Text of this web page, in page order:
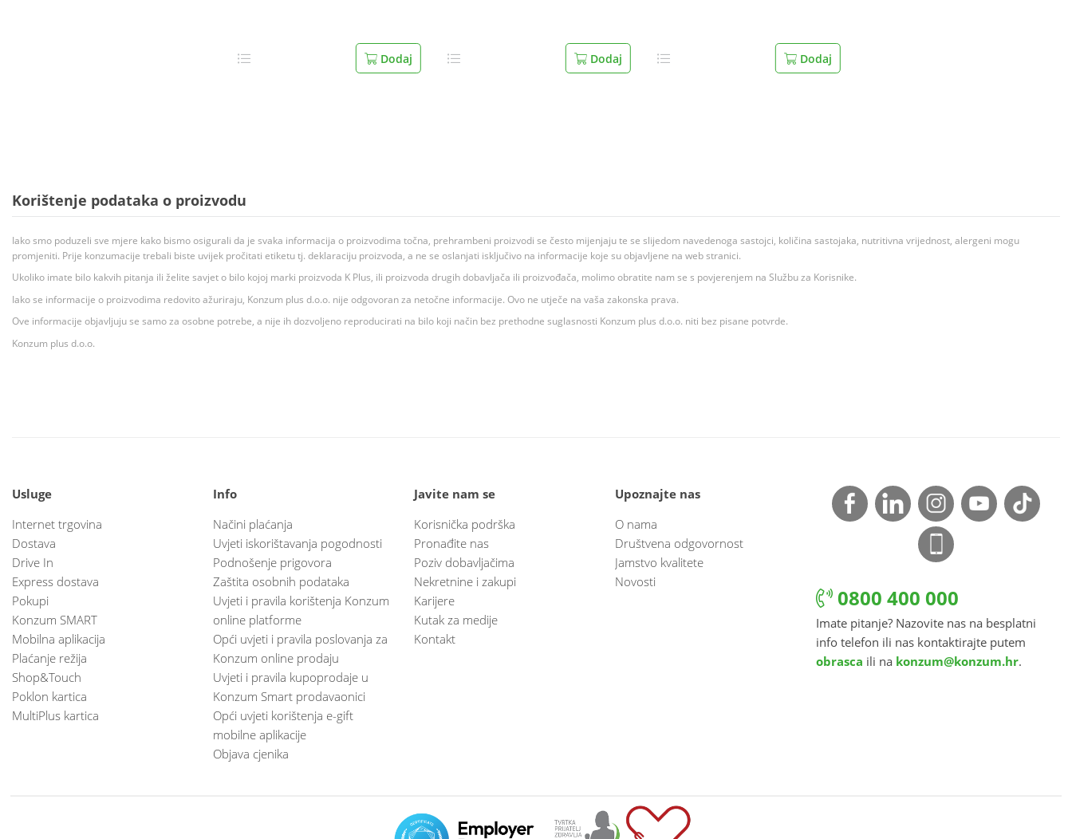
Dodaj Dodaj Dodaj
Korištenje podataka o proizvodu
Iako smo poduzeli sve mjere kako bismo osigurali da je svaka informacija o proizvodima točna, prehrambeni proizvodi se često mijenjaju te se slijedom navedenoga sastojci, količina sastojaka, nutritivna vrijednost, alergeni mogu
promjeniti. Prije konzumacije trebali biste uvijek pročitati etiketu tj. deklaraciju proizvoda, a ne se oslanjati isključivo na informacije koje su objavljene na web stranici.
Ukoliko imate bilo kakvih pitanja ili želite savjet o bilo kojoj marki proizvoda K Plus, ili proizvoda drugih dobavljača ili proizvođača, molimo obratite nam se s povjerenjem na Službu za Korisnike.
Iako se informacije o proizvodima redovito ažuriraju, Konzum plus d.o.o. nije odgovoran za netočne informacije. Ovo ne utječe na vaša zakonska prava.
Ove informacije objavljuju se samo za osobne potrebe, a nije ih dozvoljeno reproducirati na bilo koji način bez prethodne suglasnosti Konzum plus d.o.o. niti bez pisane potvrde.
Konzum plus d.o.o.
Usluge
Internet trgovina
Dostava
Drive In
Express dostava
Pokupi
Konzum SMART
Mobilna aplikacija
Plaćanje režija
Shop&Touch
Poklon kartica
MultiPlus kartica
Info
Načini plaćanja
Uvjeti iskorištavanja pogodnosti
Podnošenje prigovora
Zaštita osobnih podataka
Uvjeti i pravila korištenja Konzum
online platforme
Opći uvjeti i pravila poslovanja za
Konzum online prodaju
Uvjeti i pravila kupoprodaje u
Konzum Smart prodavaonici
Opći uvjeti korištenja e-gift
mobilne aplikacije
Objava cjenika
Javite nam se
Korisnička podrška
Pronađite nas
Poziv dobavljačima
Nekretnine i zakupi
Karijere
Kutak za medije
Kontakt
Upoznajte nas
O nama
Društvena odgovornost
Jamstvo kvalitete
Novosti
0800 400 000
Imate pitanje? Nazovite nas na besplatni
info telefon ili nas kontaktirajte putem
obrasca ili na konzum@konzum.hr.